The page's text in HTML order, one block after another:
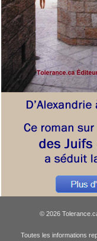
© 2026
Toutes les informations